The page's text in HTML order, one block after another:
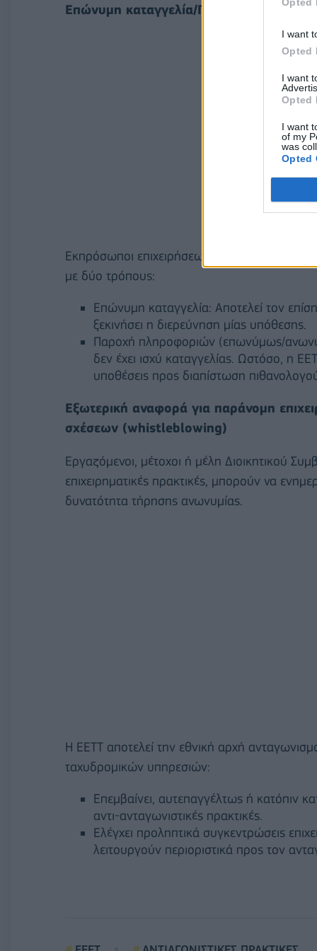
I want
Opted
I want
Opted
I want
of my
was
Opted
Επώνυμη καταγγελία/Παροχή
Εκπρόσωποι επιχειρήσεων ή πολίτες
με δύο τρόπους:
Επώνυμη καταγγελία: Αποτελεί τον
ξεκινήσει η διερεύνηση μίας υπόθεσης.
Παροχή πληροφοριών (επωνύμως/
δεν έχει ισχύ καταγγελίας. Ωστόσο, η
υποθέσεις προς διαπίστωση
Εξωτερική αναφορά για παράνομη
σχέσεων (whistleblowing)
Εργαζόμενοι, μέτοχοι ή μέλη Διοικητικού
επιχειρηματικές πρακτικές, μπορούν να
δυνατότητα τήρησης ανωνυμίας.
Η ΕΕΤΤ αποτελεί την εθνική αρχή
ταχυδρομικών υπηρεσιών:
Επεμβαίνει, αυτεπαγγέλτως ή κατόπιν
αντι-ανταγωνιστικές πρακτικές.
Ελέγχει προληπτικά συγκεντρώσεις
λειτουργούν περιοριστικά προς τον